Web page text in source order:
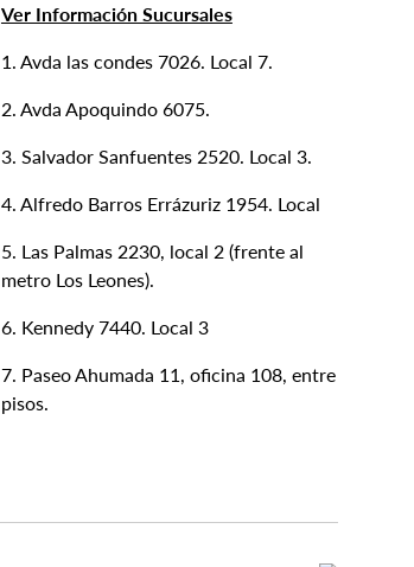
Ver Información Sucursales
1. Avda las condes 7026. Local 7.
2. Avda Apoquindo 6075.
3. Salvador Sanfuentes 2520. Local 3.
4. Alfredo Barros Errázuriz 1954. Local
5. Las Palmas 2230, local 2 (frente al
metro Los Leones).
6. Kennedy 7440. Local 3
7. Paseo Ahumada 11, oficina 108, entre
pisos.